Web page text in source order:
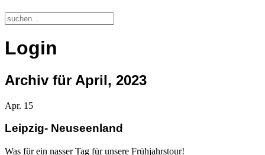
Login
Archiv für April, 2023
Apr. 15
Leipzig- Neuseenland
Was für ein nasser Tag für unsere Frühjahrstour!